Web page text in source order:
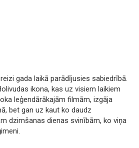
gada laikā parādījusies sabiedrībā.
ikona, kas uz visiem laikiem
leģendārākajām filmām, izgāja
bet gan uz kaut ko daudz
dzimšanas dienas svinībām, ko viņa